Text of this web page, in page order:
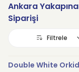
Ankara
Siparişi
Filtrele
Double White